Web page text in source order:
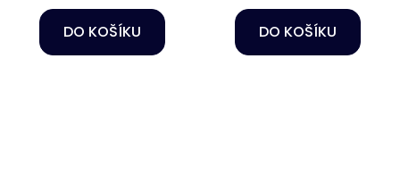
DO KOŠÍKU DO KOŠÍKU